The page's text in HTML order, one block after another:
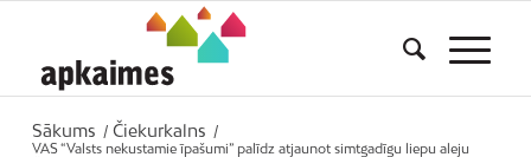
Sākums / Čiekurkalns
/
VAS “Valsts nekustamie īpašumi” palīdz atjaunot simtgadīgu liepu aleju